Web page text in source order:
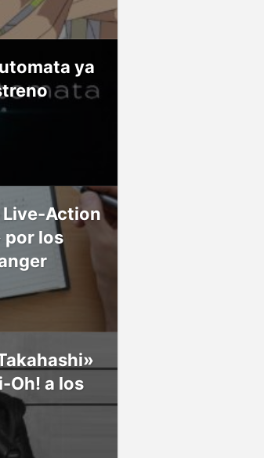
ya
Action
por los
Oh! a los